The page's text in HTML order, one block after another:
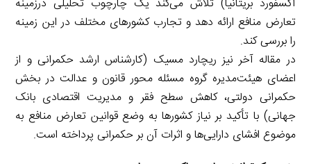
آکسفورد بریتانیا) تلاش می‌کند یک چارچوب تحلیلی درزمینه
تعارض منافع ارائه دهد و تجارب کشورهای مختلف در این زمینه
را بررسی کند.
در مقاله آخر نیز ریچارد مسیک (کارشناس ارشد حکمرانی و از
اعضای هیئت‌مدیره گروه مسئله محور قانون و عدالت در بخش
حکمرانی دولتی، کاهش سطح فقر و مدیریت اقتصادی بانک
جهانی) با تأکید بر نیاز کشورها به وضع قوانین تعارض منافع به
موضوع افشای دارایی‌ها و اثرات آن بر حکمرانی پرداخته است.